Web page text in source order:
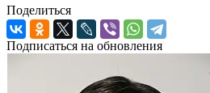
Поделиться
Подписаться на обновления